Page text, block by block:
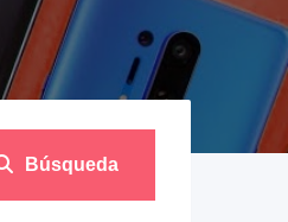
Búsqueda